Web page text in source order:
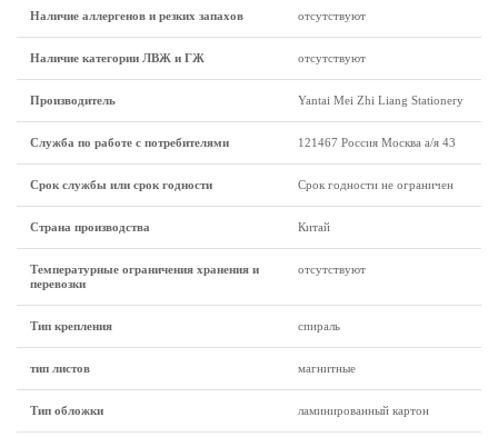
Наличие аллергенов и резких запахов отсутствуют
Наличие категории ЛВЖ и ГЖ отсутствуют
Производитель Yantai Mei Zhi Liang Stationery
Служба по работе с потребителями 121467 Россия Москва а/я 43
Срок службы или срок годности Срок годности не ограничен
Страна производства Китай
Температурные ограничения хранения и
перевозки
отсутствуют
Тип крепления спираль
тип листов магнитные
Тип обложки ламинированный картон